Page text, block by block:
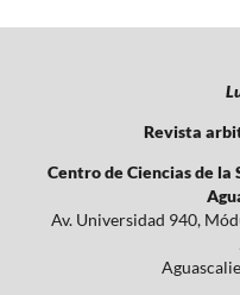
Revista
Centro de Ciencias de
Av. Universidad 940,